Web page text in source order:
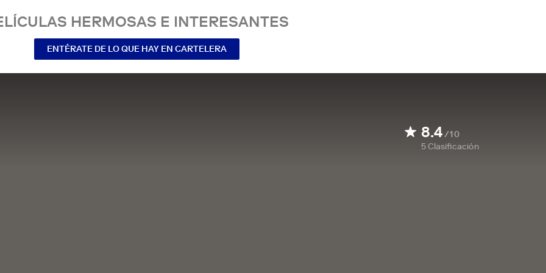
HERMOSAS E INTERESANTES
ENTÉRATE DE LO QUE HAY EN CARTELERA
8.4/10
5Clasificación